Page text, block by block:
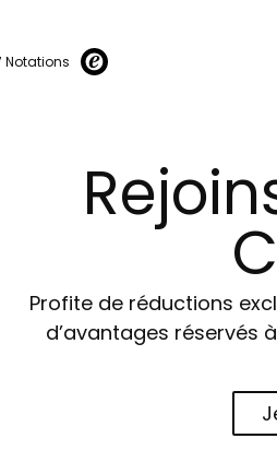
Notations
Profite de réductions
d’avantages réservés